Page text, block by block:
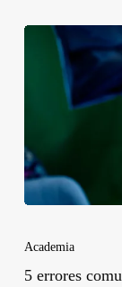
Academia
5 errores